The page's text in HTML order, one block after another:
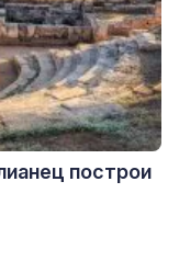
построи